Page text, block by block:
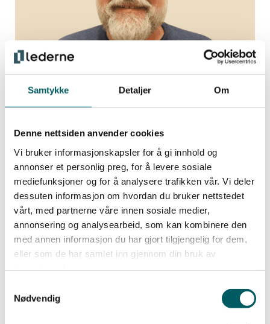
Samtykke Detaljer Om
Denne nettsiden anvender cookies
Vi bruker informasjonskapsler for å gi innhold og
annonser et personlig preg, for å levere sosiale
mediefunksjoner og for å analysere trafikken vår. Vi deler
dessuten informasjon om hvordan du bruker nettstedet
vårt, med partnerne våre innen sosiale medier,
annonsering og analysearbeid, som kan kombinere den
med annen informasjon du har gjort tilgjengelig for dem,
eller som de har samlet inn gjennom din bruk av
Nødvendig
Dag Skovli Schultz